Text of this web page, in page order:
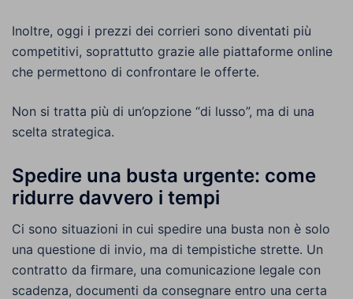
Inoltre, oggi i prezzi dei corrieri sono diventati più
competitivi, soprattutto grazie alle piattaforme online
che permettono di confrontare le offerte.
Non si tratta più di un’opzione “di lusso”, ma di una
scelta strategica.
Spedire una busta urgente: come
ridurre davvero i tempi
Ci sono situazioni in cui spedire una busta non è solo
una questione di invio, ma di tempistiche strette. Un
contratto da firmare, una comunicazione legale con
scadenza, documenti da consegnare entro una certa